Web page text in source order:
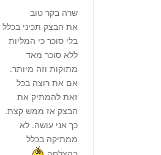
שרה בקר טוב
את הבצק תכיני בכלל
בלי סוכר כי המליות
ללא סוכר מאד
מתוקות וזה מיותר.
אם את רוצה בכל
זאת להמתיק את
הבצק אז ממש קצת.
כך אני עושה. לא
ממתיקה בכלל